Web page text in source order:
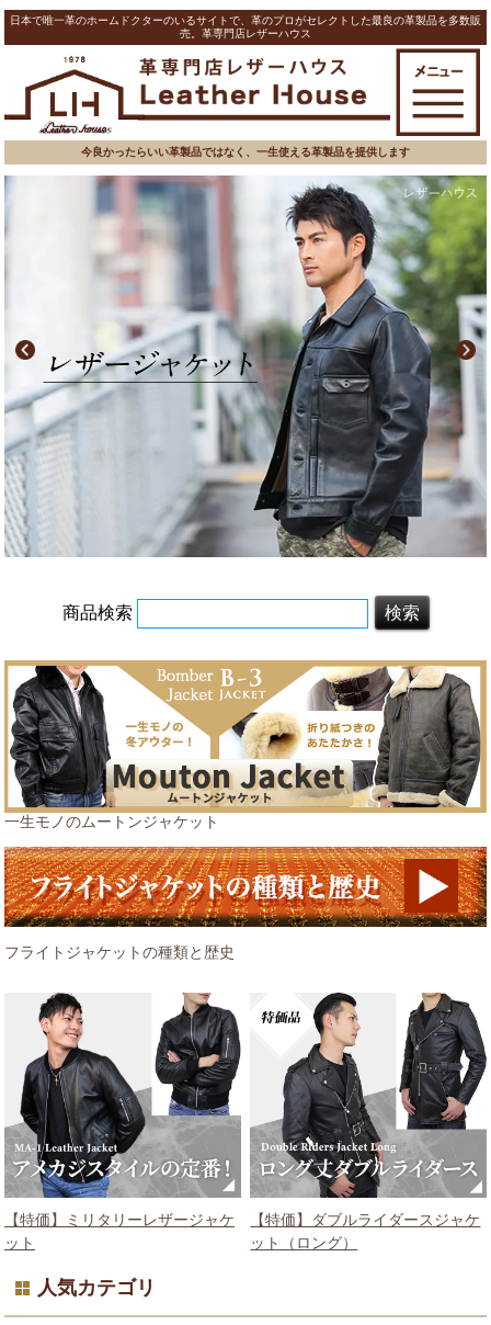
日本で唯一革のホームドクターのいるサイトで、革のプロがセレクトした最良の革製品を多数販
売。革専門店レザーハウス
今良かったらいい革製品ではなく、一生使える革製品を提供します
商品検索
一生モノのムートンジャケット
フライトジャケットの種類と歴史
【特価】ミリタリーレザージャケ
ット
【特価】ダブルライダースジャケ
ット（ロング）
人気カテゴリ